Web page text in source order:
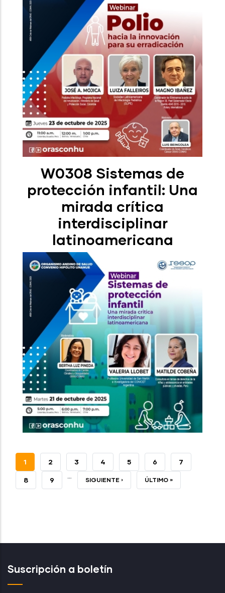
W0308 Sistemas de
protección infantil: Una
mirada crítica
interdisciplinar
latinoamericana
PÁGINA
ACTUAL
1 PAGE
2 PAGE
3 PAGE
4 PAGE
5 PAGE
6 PAGE
7
PAGE
8 PAGE
9 … SIGUIENTE
SIGUIENTE › ÚLTIMA
ÚLTIMO »
Suscripción a boletín